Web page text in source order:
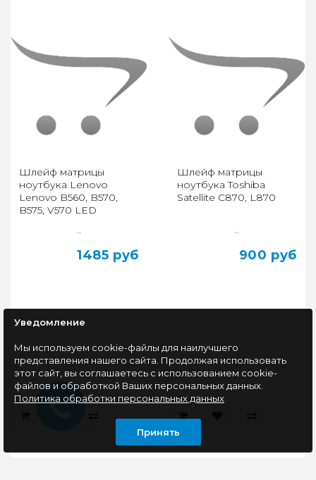
Шлейф матрицы
ноутбука Lenovo
Lenovo B560, B570,
B575, V570 LED
..
1485 руб
Шлейф матрицы
ноутбука Toshiba
Satellite C870, L870
..
900 руб
Уведомление
Мы используем cookie-файлы для наилучшего
представления нашего сайта. Продолжая использовать
этот сайт, вы соглашаетесь с использованием cookie-
файлов и обработкой Ваших персональных данных.
Политика обработки персональных данных
Принять